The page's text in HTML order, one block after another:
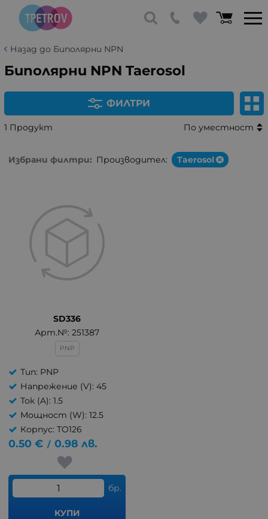
Назад до Биполярни NPN
Биполярни NPN Taerosol
ФИЛТРИ
1 Продукт По уместност
Избрани филтри: Производител: Taerosol
SD336
Арт.№: 251387
PNP
Тип: PNP
Напрежение (V): 45
Ток (A): 1.5
Мощност (W): 12.5
Корпус: TO126
0.50 € / 0.98 лв.
бр.
КУПИ